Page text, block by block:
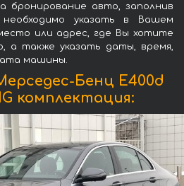
бронирование авто, заполнив
указать в Вашем
или адрес, где Вы хотите
а также указать даты, время,
машины.
Бенц E400d
комплектация: